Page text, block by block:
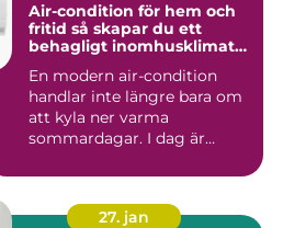
Air-condition för hem och
fritid så skapar du ett
behagligt inomhusklimat
En modern air-condition
handlar inte längre bara om
att kyla ner varma
sommardagar. I dag är
27. jan